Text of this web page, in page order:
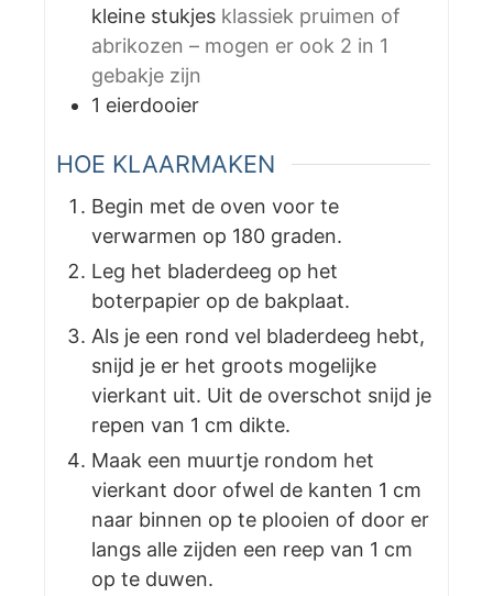
kleine stukjes klassiek pruimen of
abrikozen – mogen er ook 2 in 1
gebakje zijn
1 eierdooier
HOE KLAARMAKEN
Begin met de oven voor te
verwarmen op 180 graden.
Leg het bladerdeeg op het
boterpapier op de bakplaat.
Als je een rond vel bladerdeeg hebt,
snijd je er het groots mogelijke
vierkant uit. Uit de overschot snijd je
repen van 1 cm dikte.
Maak een muurtje rondom het
vierkant door ofwel de kanten 1 cm
naar binnen op te plooien of door er
langs alle zijden een reep van 1 cm
op te duwen.